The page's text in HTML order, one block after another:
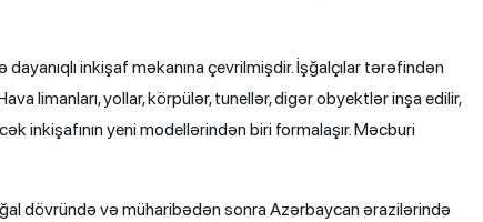
inkişaf məkanına çevrilmişdir. İşğalçılar tərəfindən
limanları, yollar, körpülər, tunellər, digər obyektlər inşa edilir,
inkişafının yeni modellərindən biri formalaşır. Məcburi
dövründə və müharibədən sonra Azərbaycan ərazilərində